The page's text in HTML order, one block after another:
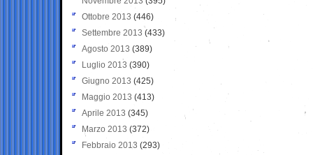
Ottobre 2013 (446)
Settembre 2013 (433)
Agosto 2013 (389)
Luglio 2013 (390)
Giugno 2013 (425)
Maggio 2013 (413)
Aprile 2013 (345)
Marzo 2013 (372)
Febbraio 2013 (293)